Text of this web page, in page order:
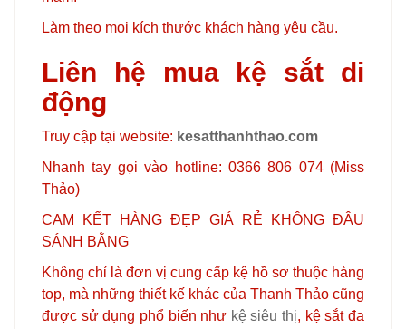
Làm theo mọi kích thước khách hàng yêu cầu.
Liên hệ mua kệ sắt di
động
Truy cập tại website: kesatthanhthao.com
Nhanh tay gọi vào hotline: 0366 806 074 (Miss
Thảo)
CAM KẾT HÀNG ĐẸP GIÁ RẺ KHÔNG ĐÂU
SÁNH BẰNG
Không chỉ là đơn vị cung cấp kệ hồ sơ thuộc hàng
top, mà những thiết kế khác của Thanh Thảo cũng
được sử dụng phổ biến như kệ siêu thị, kệ sắt đa